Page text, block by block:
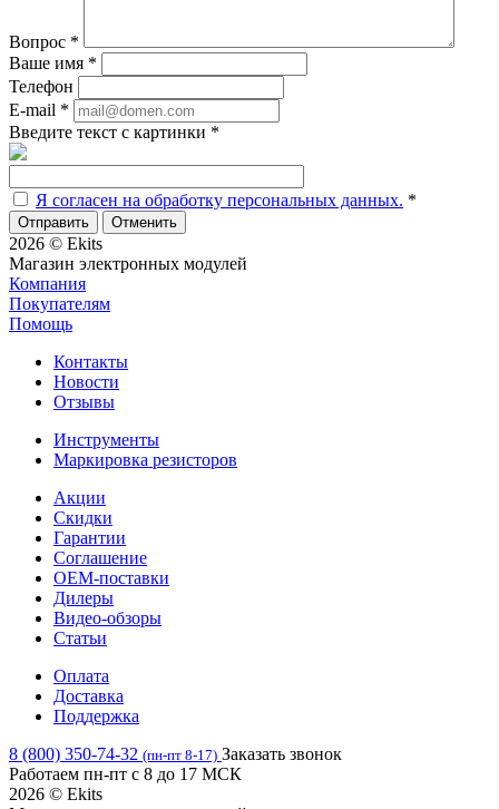
Вопрос *
Ваше имя *
Телефон
E-mail *
Введите текст с картинки *
Я согласен на обработку персональных данных. *
Отменить
2026 © Ekits
Магазин электронных модулей
Компания
Покупателям
Помощь
Контакты
Новости
Отзывы
Инструменты
Маркировка резисторов
Акции
Скидки
Гарантии
Соглашение
OEM-поставки
Дилеры
Видео-обзоры
Статьи
Оплата
Доставка
Поддержка
8 (800) 350-74-32 (пн-пт 8-17) Заказать звонок
Работаем пн-пт с 8 до 17 МСК
2026 © Ekits